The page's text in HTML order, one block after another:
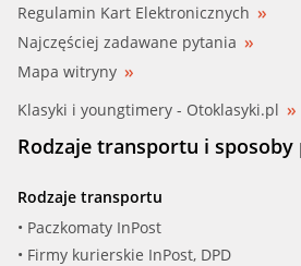
Regulamin Kart Elektronicznych
Najczęściej zadawane pytania
Mapa witryny
Klasyki i youngtimery - Otoklasyki.pl
Rodzaje transportu i sposoby
Rodzaje transportu
• Paczkomaty InPost
• Firmy kurierskie InPost, DPD